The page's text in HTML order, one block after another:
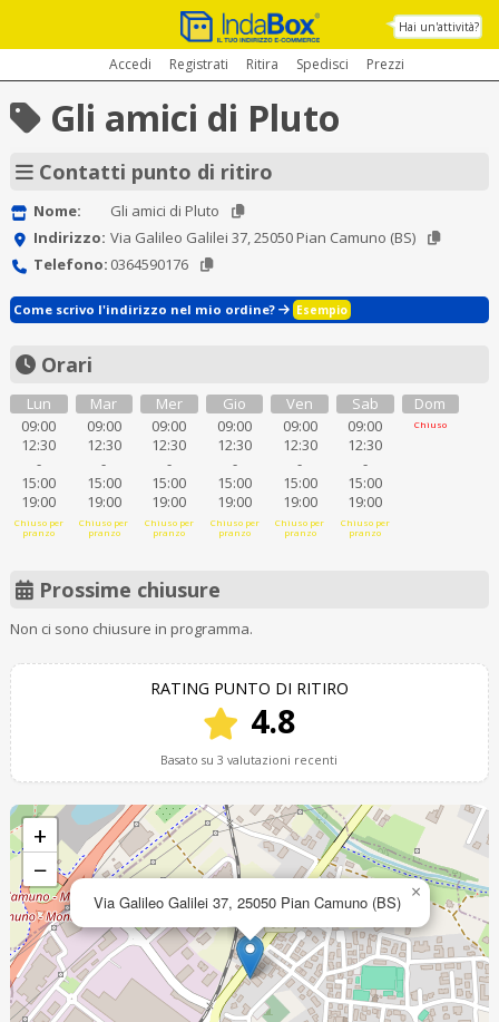
Hai un'attività?
Accedi Registrati Ritira Spedisci Prezzi
Gli amici di Pluto
Contatti punto di ritiro
Nome:
Gli amici di Pluto
Indirizzo: Via Galileo Galilei 37, 25050 Pian Camuno (BS)
Telefono: 0364590176
Come scrivo l'indirizzo nel mio ordine? Esempio
Orari
Lun
09:00
12:30
-
15:00
19:00
Chiuso per
pranzo
Mar
09:00
12:30
-
15:00
19:00
Chiuso per
pranzo
Mer
09:00
12:30
-
15:00
19:00
Chiuso per
pranzo
Gio
09:00
12:30
-
15:00
19:00
Chiuso per
pranzo
Ven
09:00
12:30
-
15:00
19:00
Chiuso per
pranzo
Sab
09:00
12:30
-
15:00
19:00
Chiuso per
pranzo
Dom
Chiuso
Prossime chiusure
Non ci sono chiusure in programma.
RATING PUNTO DI RITIRO
4.8
Basato su 3 valutazioni recenti
Via Galileo Galilei 37, 25050 Pian Camuno (BS) ×
+
−